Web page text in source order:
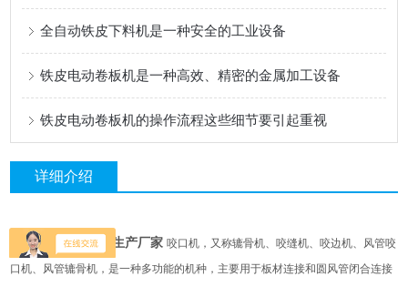
全自动铁皮下料机是一种安全的工业设备
铁皮电动卷板机是一种高效、精密的金属加工设备
铁皮电动卷板机的操作流程这些细节要引起重视
详细介绍
锥形卷板机轧圆机生产厂家 咬口机，又称辘骨机、咬缝机、咬边机、风管咬
口机、风管辘骨机，是一种多功能的机种，主要用于板材连接和圆风管闭合连接